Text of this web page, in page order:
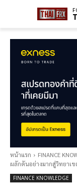
หน้าแรก FINANCE
ผลักดันอย่างมากสู่วิทยาเ
FINANCE KNOWLEDGE